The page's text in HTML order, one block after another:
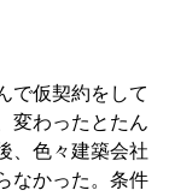
で仮契約をして
変わったとたん
、色々建築会社
なかった。条件